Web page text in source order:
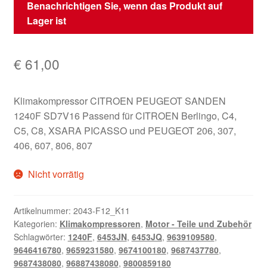
Benachrichtigen Sie, wenn das Produkt auf
Lager ist
€ 61,00
Klimakompressor CITROEN PEUGEOT SANDEN
1240F SD7V16 Passend für CITROEN Berlingo, C4,
C5, C8, XSARA PICASSO und PEUGEOT 206, 307,
406, 607, 806, 807
Nicht vorrätig
Artikelnummer: 2043-F12_K11
Kategorien: Klimakompressoren, Motor - Teile und Zubehör
Schlagwörter: 1240F, 6453JN, 6453JQ, 9639109580,
9646416780, 9659231580, 9674100180, 9687437780,
9687438080, 96887438080, 9800859180